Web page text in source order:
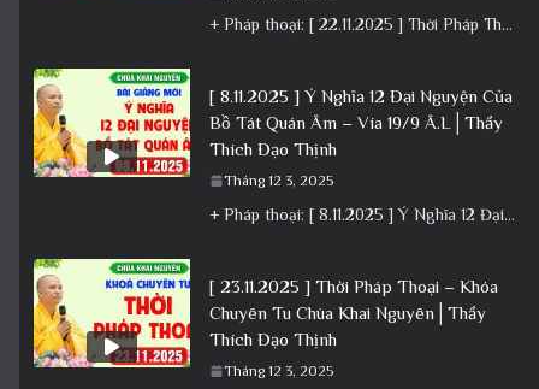
+ Pháp thoại: [ 22.11.2025 ] Thời Pháp Thoại – Khóa Chuyên Tu Chùa Khai Nguyên │ Thầy Thích Đạo
[ 8.11.2025 ] Ý Nghĩa 12 Đại Nguyện Của
Bồ Tát Quán Âm – Vía 19/9 Â.L│Thầy
Thích Đạo Thịnh
Tháng 12 3, 2025
+ Pháp thoại: [ 8.11.2025 ] Ý Nghĩa 12 Đại Nguyện Của Bồ Tát Quán Âm – Vía 19/9 Â.L│Thầy
[ 23.11.2025 ] Thời Pháp Thoại – Khóa
Chuyên Tu Chùa Khai Nguyên│Thầy
Thích Đạo Thịnh
Tháng 12 3, 2025